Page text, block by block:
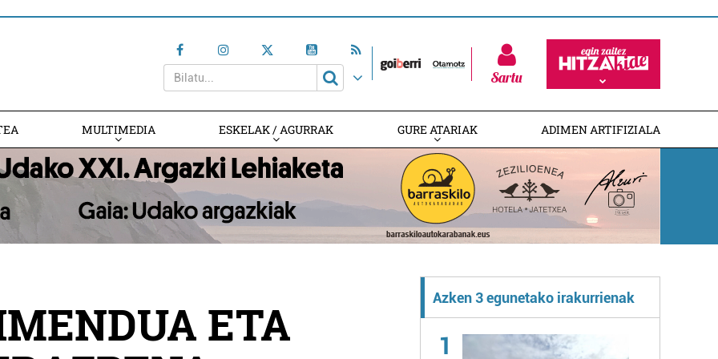
Sartu
MULTIMEDIA ESKELAK / AGURRAK GURE ATARIAK ADIMEN ARTIFIZIALA
ETA
Azken 3 egunetako irakurrienak
1